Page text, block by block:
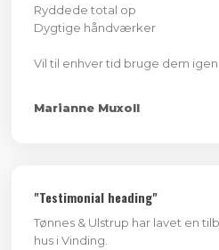
Ryddede total op
Dygtige håndværker
​Vil til enhver tid bruge dem igen.
Marianne Muxoll
"Testimonial heading"
Tønnes & Ulstrup har lavet en
hus i Vinding.